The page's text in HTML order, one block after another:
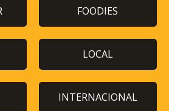
FOODIES
LOCAL
INTERNACIONAL